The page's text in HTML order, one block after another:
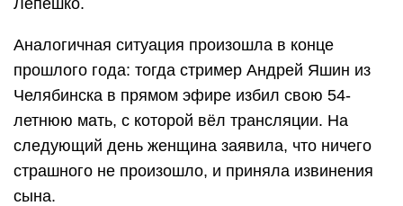
Аналогичная ситуация произошла в конце
прошлого года: тогда стример Андрей Яшин из
Челябинска в прямом эфире избил свою 54-
летнюю мать, с которой вёл трансляции. На
следующий день женщина заявила, что ничего
страшного не произошло, и приняла извинения
сына.